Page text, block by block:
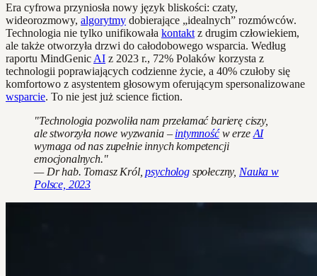
Era cyfrowa przyniosła nowy język bliskości: czaty,
wideorozmowy, algorytmy dobierające „idealnych” rozmówców.
Technologia nie tylko unifikowała kontakt z drugim człowiekiem,
ale także otworzyła drzwi do całodobowego wsparcia. Według
raportu MindGenic AI z 2023 r., 72% Polaków korzysta z
technologii poprawiających codzienne życie, a 40% czułoby się
komfortowo z asystentem głosowym oferującym spersonalizowane
wsparcie. To nie jest już science fiction.
"Technologia pozwoliła nam przełamać barierę ciszy,
ale stworzyła nowe wyzwania – intymnośćw erze AI
wymaga od nas zupełnie innych kompetencji
emocjonalnych."
— Dr hab. Tomasz Król,psychologspołeczny, Nauka w
Polsce, 2023